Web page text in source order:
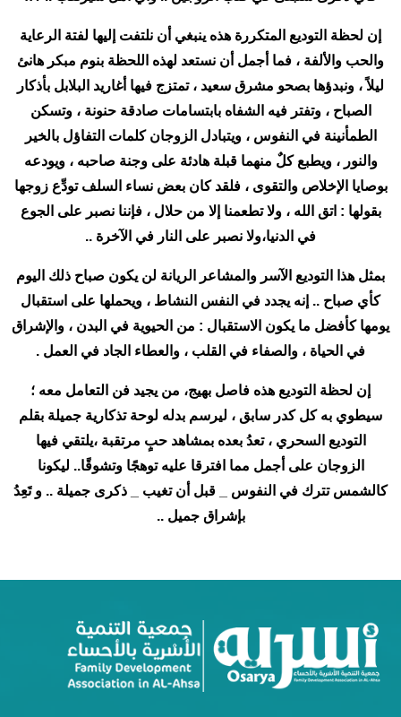
إن لحظة التوديع المتكررة هذه ينبغي أن نلتفت إليها لفتة الرعاية
والحب والألفة ، فما أجمل أن نستعد لهذه اللحظة بنوم مبكر هانئ
ليلاً ، ونبدؤها بصحو مشرق سعيد ، تمتزج فيها أغاريد البلابل بأذكار
الصباح ، وتفتر فيه الشفاه بابتسامات صادقة حنونة ، وتسكن
الطمأنينة في النفوس ، ويتبادل الزوجان كلمات التفاؤل بالخير
والنور ، ويطبع كلٌ منهما قبلة هادئة على وجنة صاحبه ، ويودعه
بوصايا الإخلاص والتقوى ، فلقد كان بعض نساء السلف تودِّع زوجها
بقولها : اتق الله ، ولا تطعمنا إلا من حلال ، فإننا نصبر على الجوع
في الدنيا،ولا نصبر على النار في الآخرة ..
بمثل هذا التوديع الآسر والمشاعر الريانة لن يكون صباح ذلك اليوم
كأي صباح .. إنه يجدد في النفس النشاط ، ويحملها على استقبال
يومها كأفضل ما يكون الاستقبال : من الحيوية في البدن ، والإشراق
في الحياة ، والصفاء في القلب ، والعطاء الجاد في العمل .
إن لحظة التوديع هذه فاصل بهيج، من يجيد فن التعامل معه ؛
سيطوي به كل كدر سابق ، ليرسم بدله لوحة تذكارية جميلة بقلم
التوديع السحري ، تعدُ بعده بمشاهد حبٍ مرتقبة ،يلتقي فيها
الزوجان على أجمل مما افترقا عليه توهجًا وتشوقًا.. ليكونا
كالشمس تترك في النفوس _ قبل أن تغيب _ ذكرى جميلة .. و تَعِدُ
بإشراق جميل ..